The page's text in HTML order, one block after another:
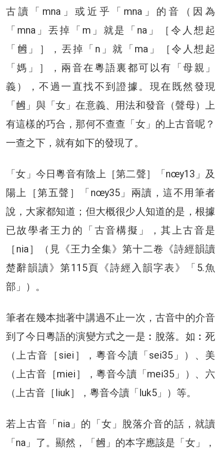
古讀「mna」或近乎「mna」的音（因為
「mna」丟掉「m」就是「na」［令人想起
「乸」］，丟掉「n」就「ma」［令人想起
「媽」］，兩音在粵語裏都可以有「母親」
義），不過一直找不到證據。現在既然發現
「乸」與「女」在意義、用法和發音（聲母）上
有這樣的巧合，那何不查查「女」的上古音呢？
一查之下，就有如下的發現了。
「女」今日粵音有陰上［第二聲］「nœy13」及
陽上［第五聲］「nœy35」兩讀，這不用筆者
說，大家都知道；但大概很少人知道的是，根據
已故學者王力的「古音構擬」，其上古音是
［nia］（見《王力全集》第十二卷《詩經韻讀
楚辭韻讀》第115頁《詩經入韻字表》「5.魚
部」）。
筆者在幾本拙著中講過不止一次，古音中的介音
到了今日粵語的演變方式之一是︰脫落。如︰死
（上古音［siei］，粵音今讀「sei35」）、美
（上古音［miei］，粵音今讀「mei35」）、六
（上古音［liuk］，粵音今讀「luk5」）等。
若上古音「nia」的「女」脫落介音的話，就讀
「na」了。顯然，「乸」的本字應該是「女」，